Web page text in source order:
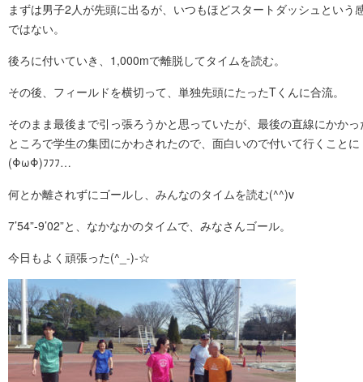
まずは男子2人が先頭に出るが、いつもほどスタートダッシュという
ではない。
後ろに付いていき、1,000mで離脱してタイムを読む。
その後、フィールドを横切って、単独先頭にたったTくんに合流。
そのまま最後まで引っ張ろうかと思っていたが、最後の直線にかかっ
ところで学生の集団にかわされたので、面白いので付いて行くことに
(ΦωΦ)ﾌﾌﾌ…
何とか離されずにゴールし、みんなのタイムを読む(^^)v
7’54”-9’02”と、なかなかのタイムで、みなさんゴール。
今日もよく頑張った(^_-)-☆